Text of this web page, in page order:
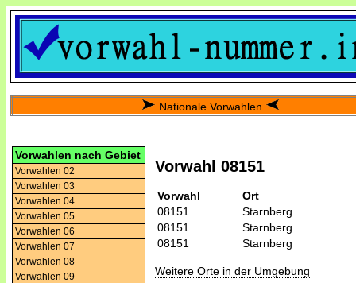
Nationale Vorwahlen
Vorwahlen nach Gebiet
Vorwahlen 02
Vorwahlen 03
Vorwahlen 04
Vorwahlen 05
Vorwahlen 06
Vorwahlen 07
Vorwahlen 08
Vorwahlen 09
Vorwahl 08151
Vorwahl
Ort
08151
Starnberg
08151
Starnberg
08151
Starnberg
Weitere Orte in der Umgebung